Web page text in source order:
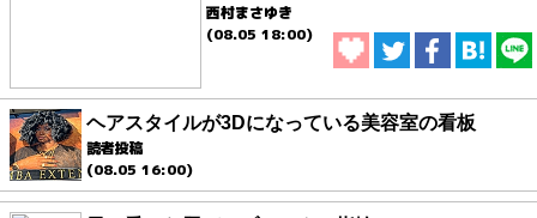
西村まさゆき
(08.05 18:00)
ヘアスタイルが3Dになっている美容室の看板
読者投稿
(08.05 16:00)